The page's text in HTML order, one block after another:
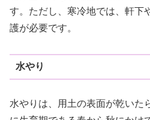
す。ただし、寒冷地では、軒下
護が必要です。
水やり
水やりは、用土の表面が乾いた